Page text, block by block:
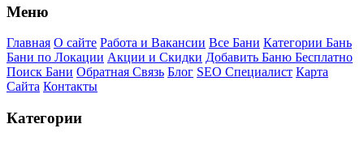
Меню
Главная О сайте Работа и Вакансии Все Бани Категории Бань
Бани по Локации Акции и Скидки Добавить Баню Бесплатно
Поиск Бани Обратная Связь Блог SEO Специалист Карта
Сайта Контакты
Категории